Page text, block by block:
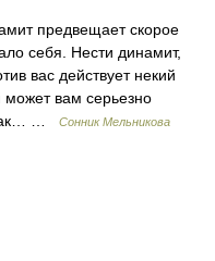
предвещает скорое
себя. Нести динамит,
вас действует некий
вам серьезно
…
Сонник Мельникова